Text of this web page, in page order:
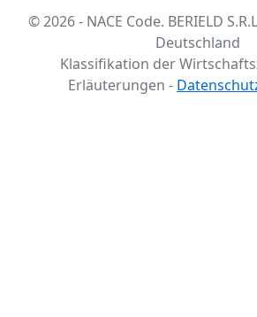
© 2026 - NACE Code. BERIELD
Deutschland
Klassifikation der
Erläuterungen -